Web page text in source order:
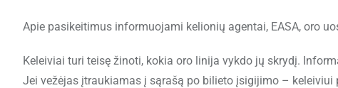
Apie pasikeitimus informuojami kelionių agentai, EASA, oro
Keleiviai turi teisę žinoti, kokia oro linija vykdo jų skrydį.
Jei vežėjas įtraukiamas į sąrašą po bilieto įsigijimo –